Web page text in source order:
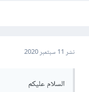
نشر 11 سبتمبر 2020
السلام عليكم